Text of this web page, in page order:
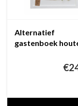
Alternatief
gastenboek